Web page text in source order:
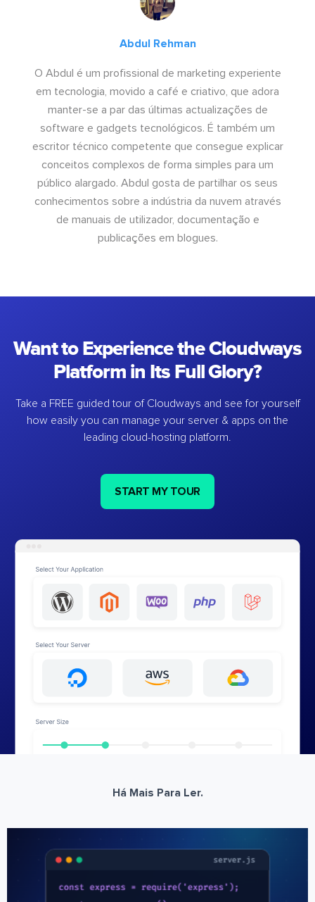
Abdul Rehman
O Abdul é um profissional de marketing experiente
em tecnologia, movido a café e criativo, que adora
manter-se a par das últimas actualizações de
software e gadgets tecnológicos. É também um
escritor técnico competente que consegue explicar
conceitos complexos de forma simples para um
público alargado. Abdul gosta de partilhar os seus
conhecimentos sobre a indústria da nuvem através
de manuais de utilizador, documentação e
publicações em blogues.
Want to Experience the Cloudways
Platform in Its Full Glory?
Take a FREE guided tour of Cloudways and see for yourself
how easily you can manage your server & apps on the
leading cloud-hosting platform.
START MY TOUR
Há Mais Para Ler.